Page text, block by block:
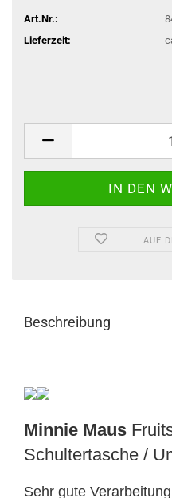
Art.Nr.:
Lieferzeit:
AUF
Beschreibung
Minnie Maus
Schultertasche /
Sehr gute Verarbeitung